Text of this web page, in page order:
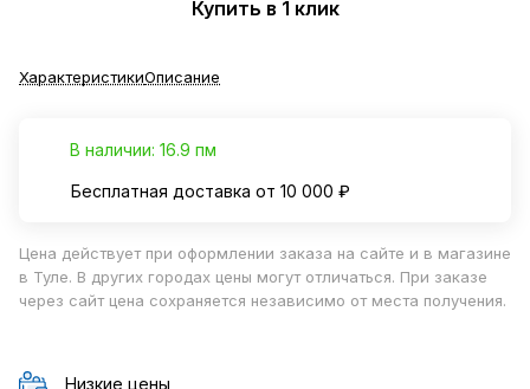
Купить в 1 клик
ХарактеристикиОписание
В наличии: 16.9 пм
Бесплатная доставка от 10 000 ₽
Цена действует при оформлении заказа на сайте и в магазине
в Туле. В других городах цены могут отличаться. При заказе
через сайт цена сохраняется независимо от места получения.
Низкие цены